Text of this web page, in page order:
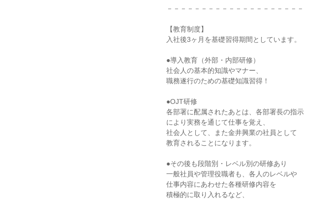
－－－－－－－－－－－－－－－－－－－－
【教育制度】
入社後3ヶ月を基礎習得期間としています。
●導入教育（外部・内部研修）
社会人の基本的知識やマナー、
職務遂行のための基礎知識習得！
●OJT研修
各部署に配属されたあとは、各部署長の指示
により実務を通じて仕事を覚え、
社会人として、また金井興業の社員として
教育されることになります。
●その後も段階別・レベル別の研修あり
一般社員や管理役職者も、各人のレベルや
仕事内容にあわせた各種研修内容を
積極的に取り入れるなど、